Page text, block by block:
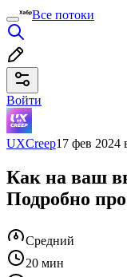
Все потоки
Войти
UXCreep17 фев 2024
Как на ваш
Подробно
Средний
20 мин